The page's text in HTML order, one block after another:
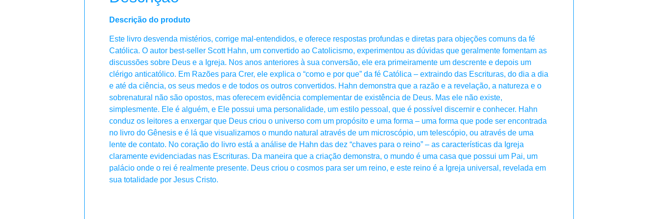
Descrição do produto
Este livro desvenda mistérios, corrige mal-entendidos, e oferece respostas profundas e diretas para objeções comuns da fé
Católica. O autor best-seller Scott Hahn, um convertido ao Catolicismo, experimentou as dúvidas que geralmente fomentam as
discussões sobre Deus e a Igreja. Nos anos anteriores à sua conversão, ele era primeiramente um descrente e depois um
clérigo anticatólico. Em Razões para Crer, ele explica o “como e por que” da fé Católica – extraindo das Escrituras, do dia a dia
e até da ciência, os seus medos e de todos os outros convertidos. Hahn demonstra que a razão e a revelação, a natureza e o
sobrenatural não são opostos, mas oferecem evidência complementar de existência de Deus. Mas ele não existe,
simplesmente. Ele é alguém, e Ele possui uma personalidade, um estilo pessoal, que é possível discernir e conhecer. Hahn
conduz os leitores a enxergar que Deus criou o universo com um propósito e uma forma – uma forma que pode ser encontrada
no livro do Gênesis e é lá que visualizamos o mundo natural através de um microscópio, um telescópio, ou através de uma
lente de contato. No coração do livro está a análise de Hahn das dez “chaves para o reino” – as características da Igreja
claramente evidenciadas nas Escrituras. Da maneira que a criação demonstra, o mundo é uma casa que possui um Pai, um
palácio onde o rei é realmente presente. Deus criou o cosmos para ser um reino, e este reino é a Igreja universal, revelada em
sua totalidade por Jesus Cristo.